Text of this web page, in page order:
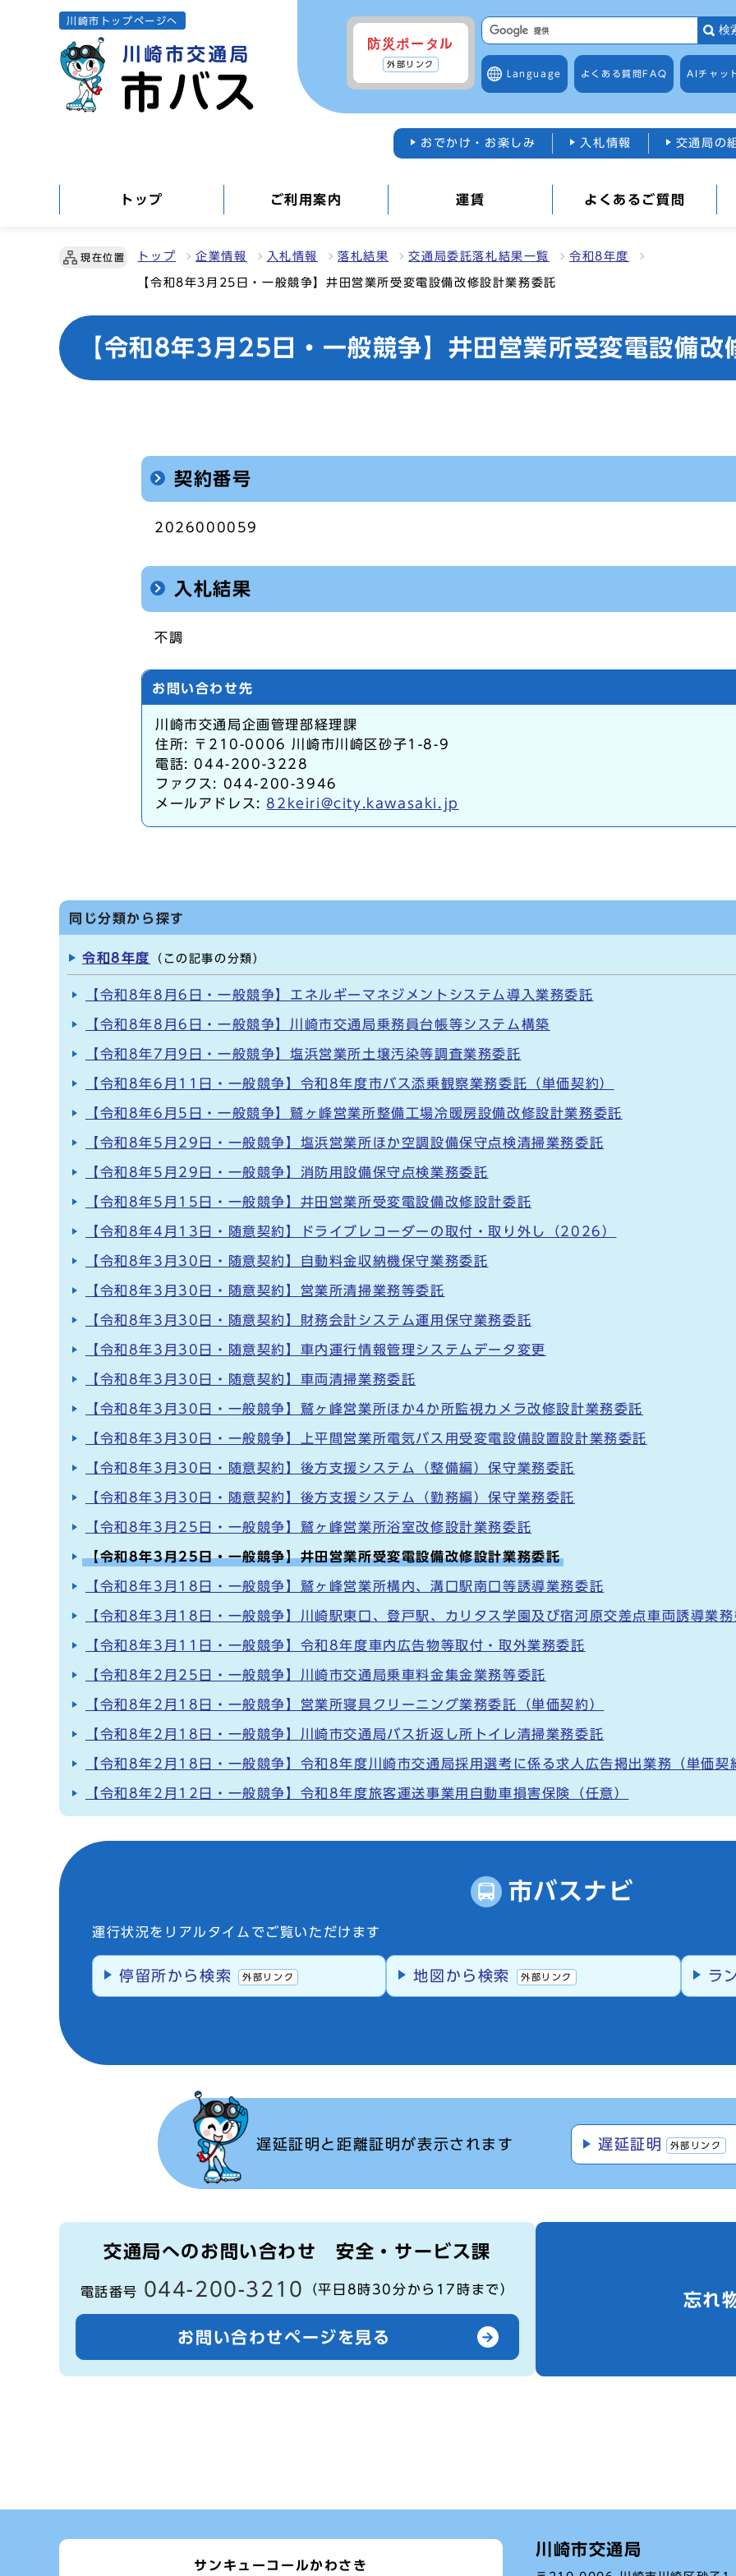
川崎市トップページへ
防災ポータル
外部リンク
検
Language よくある質問 FAQ AIチャッ
おでかけ・お楽しみ 入札情報 交通局の
トップ ご利用案内 運賃 よくあるご質問
現在位置 トップ 企業情報 入札情報 落札結果 交通局委託落札結果一覧 令和8年度
【令和8年3月25日・一般競争】井田営業所受変電設備改修設計業務委託
【令和8年3月25日・一般競争】井田営業所受変電設備改
契約番号
2026000059
入札結果
不調
お問い合わせ先
川崎市交通局企画管理部経理課
住所: 〒210-0006 川崎市川崎区砂子1-8-9
電話: 044-200-3228
ファクス: 044-200-3946
メールアドレス:82keiri@city.kawasaki.jp
同じ分類から探す
令和8年度 （この記事の分類）
【令和8年8月6日・一般競争】エネルギーマネジメントシステム導入業務委託
【令和8年8月6日・一般競争】川崎市交通局乗務員台帳等システム構築
【令和8年7月9日・一般競争】塩浜営業所土壌汚染等調査業務委託
【令和8年6月11日・一般競争】令和8年度市バス添乗観察業務委託（単価契約）
【令和8年6月5日・一般競争】鷲ヶ峰営業所整備工場冷暖房設備改修設計業務委託
【令和8年5月29日・一般競争】塩浜営業所ほか空調設備保守点検清掃業務委託
【令和8年5月29日・一般競争】消防用設備保守点検業務委託
【令和8年5月15日・一般競争】井田営業所受変電設備改修設計委託
【令和8年4月13日・随意契約】ドライブレコーダーの取付・取り外し（2026）
【令和8年3月30日・随意契約】自動料金収納機保守業務委託
【令和8年3月30日・随意契約】営業所清掃業務等委託
【令和8年3月30日・随意契約】財務会計システム運用保守業務委託
【令和8年3月30日・随意契約】車内運行情報管理システムデータ変更
【令和8年3月30日・随意契約】車両清掃業務委託
【令和8年3月30日・一般競争】鷲ヶ峰営業所ほか4か所監視カメラ改修設計業務委託
【令和8年3月30日・一般競争】上平間営業所電気バス用受変電設備設置設計業務委託
【令和8年3月30日・随意契約】後方支援システム（整備編）保守業務委託
【令和8年3月30日・随意契約】後方支援システム（勤務編）保守業務委託
【令和8年3月25日・一般競争】鷲ヶ峰営業所浴室改修設計業務委託
【令和8年3月25日・一般競争】井田営業所受変電設備改修設計業務委託
【令和8年3月18日・一般競争】鷲ヶ峰営業所構内、溝口駅南口等誘導業務委託
【令和8年3月18日・一般競争】川崎駅東口、登戸駅、カリタス学園及び宿河原交差点車両誘導業務
【令和8年3月11日・一般競争】令和8年度車内広告物等取付・取外業務委託
【令和8年2月25日・一般競争】川崎市交通局乗車料金集金業務等委託
【令和8年2月18日・一般競争】営業所寝具クリーニング業務委託（単価契約）
【令和8年2月18日・一般競争】川崎市交通局バス折返し所トイレ清掃業務委託
【令和8年2月18日・一般競争】令和8年度川崎市交通局採用選考に係る求人広告掲出業務（単価契
【令和8年2月12日・一般競争】令和8年度旅客運送事業用自動車損害保険（任意）
市バスナビ
運行状況をリアルタイムでご覧いただけます
停留所から検索 外部リンク 地図から検索 外部リンク ラ
遅延証明と距離証明が表示されます 遅延証明 外部リンク
交通局へのお問い合わせ安全・サービス課
電話番号 044-200-3210 （平日8時30分から17時まで）
お問い合わせページを見る
忘れ
サンキューコールかわさき
川崎市交通局